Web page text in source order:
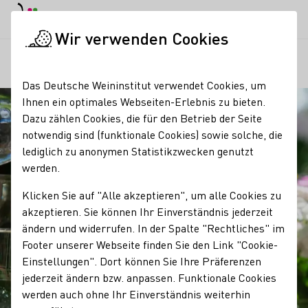
Wir verwenden Cookies
Das Deutsche Weininstitut verwendet Cookies, um
Ihnen ein optimales Webseiten-Erlebnis zu bieten.
Dazu zählen Cookies, die für den Betrieb der Seite
notwendig sind (funktionale Cookies) sowie solche, die
lediglich zu anonymen Statistikzwecken genutzt
werden.
Klicken Sie auf "Alle akzeptieren", um alle Cookies zu
akzeptieren. Sie können Ihr Einverständnis jederzeit
ändern und widerrufen. In der Spalte "Rechtliches" im
Footer unserer Webseite finden Sie den Link "Cookie-
Einstellungen". Dort können Sie Ihre Präferenzen
jederzeit ändern bzw. anpassen. Funktionale Cookies
werden auch ohne Ihr Einverständnis weiterhin